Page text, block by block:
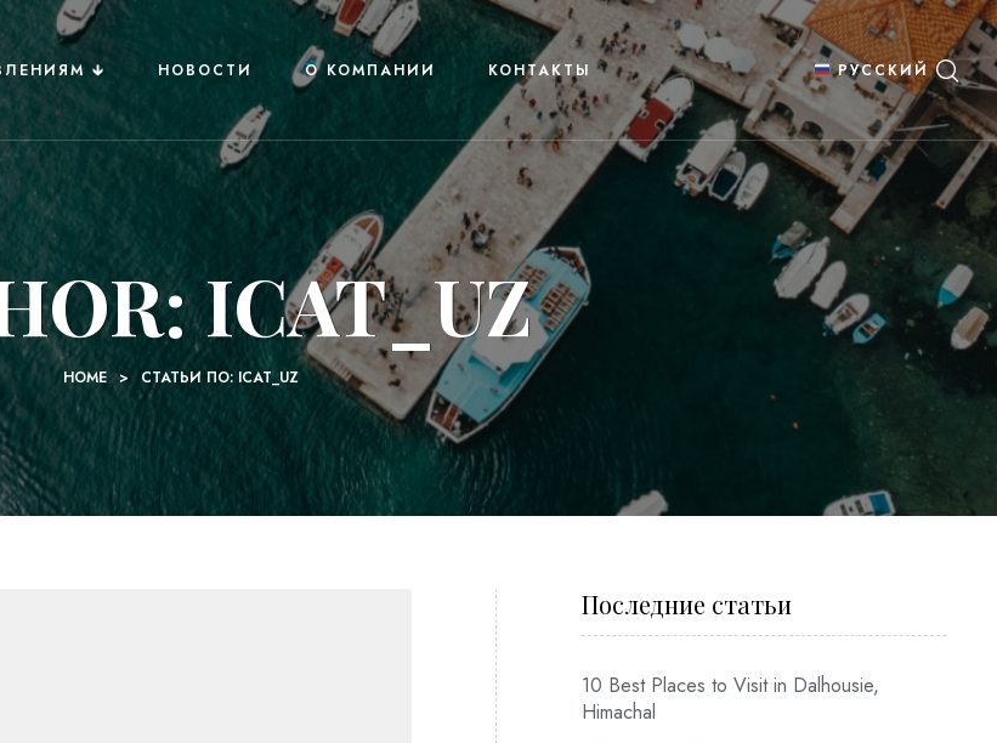
🡳 НОВОСТИ О КОМПАНИИ КОНТАКТЫ РУССКИЙ
ICAT_UZ
HOME > СТАТЬИ ПО: ICAT_UZ
Последние статьи
10 Best Places to Visit in Dalhousie,
Himachal